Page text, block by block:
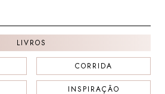
LIVROS
CORRIDA
INSPIRAÇÃO